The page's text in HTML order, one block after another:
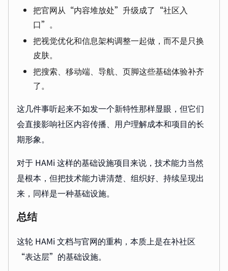
把官网从“内容堆放处”升级成了“社区入
口”。
把视觉优化和信息架构调整一起做，而不是只换
皮肤。
把搜索、移动端、导航、页脚这些基础体验补齐
了。
这几件事听起来不如发一个新特性那样显眼，但它们
会直接影响社区内容传播、用户理解成本和项目的长
期形象。
对于 HAMi 这样的基础设施项目来说，技术能力当然
是根本，但把技术能力讲清楚、组织好、持续呈现出
来，同样是一种基础设施。
总结
这轮 HAMi 文档与官网的重构，本质上是在补社区
“表达层”的基础设施。